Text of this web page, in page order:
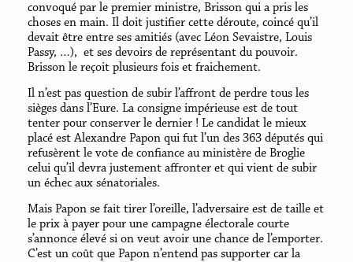
convoqué par le premier ministre, Brisson qui a pris les
choses en main. Il doit justifier cette déroute, coincé qu’il
devait être entre ses amitiés (avec Léon Sevaistre, Louis
Passy, …), et ses devoirs de représentant du pouvoir.
Brisson le reçoit plusieurs fois et fraichement.
Il n’est pas question de subir l’affront de perdre tous les
sièges dans l’Eure. La consigne impérieuse est de tout
tenter pour conserver le dernier ! Le candidat le mieux
placé est Alexandre Papon qui fut l’un des 363 députés qui
refusèrent le vote de confiance au ministère de Broglie
celui qu’il devra justement affronter et qui vient de subir
un échec aux sénatoriales.
Mais Papon se fait tirer l’oreille, l’adversaire est de taille et
le prix à payer pour une campagne électorale courte
s’annonce élevé si on veut avoir une chance de l’emporter.
C’est un coût que Papon n’entend pas supporter car la